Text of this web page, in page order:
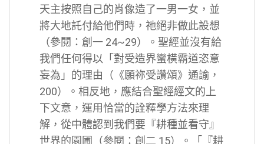
天主按照自己的肖像造了一男一女，並
將大地託付給他們時，祂絕非做此設想
（參閱：創一 24~29）。聖經並沒有給
我們任何得以「對受造界蠻橫霸道恣意
妄為」的理由（《願祢受讚頌》通諭，
200）。相反地，應結合聖經經文的上
下文意，運用恰當的詮釋學方法來理
解，從中體認到我們要『耕種並看守』
世界的園圃（參閱：創二 15）。「『耕